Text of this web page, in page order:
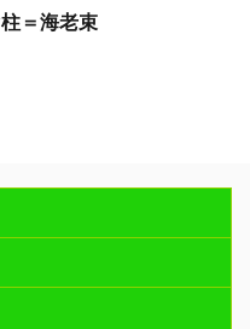
＝海老束